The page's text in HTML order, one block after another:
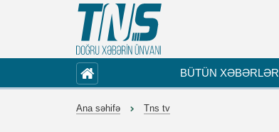
BÜTÜN XƏBƏRLƏR
Ana səhifə Tns tv